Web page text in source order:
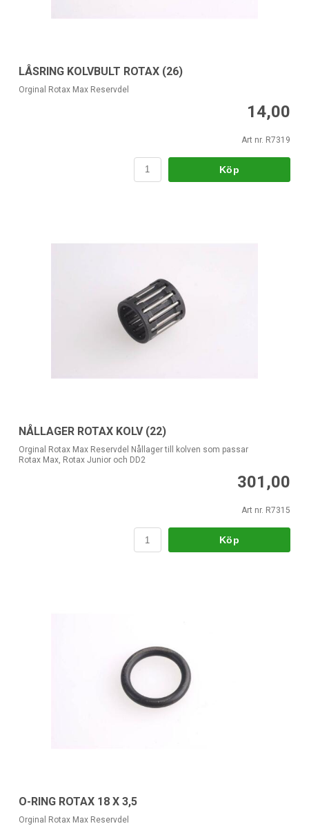
LÅSRING KOLVBULT ROTAX (26)
Orginal Rotax Max Reservdel
14,00
Art nr. R7319
Köp
NÅLLAGER ROTAX KOLV (22)
Orginal Rotax Max Reservdel Nållager till kolven som passar
Rotax Max, Rotax Junior och DD2
301,00
Art nr. R7315
Köp
O-RING ROTAX 18 X 3,5
Orginal Rotax Max Reservdel